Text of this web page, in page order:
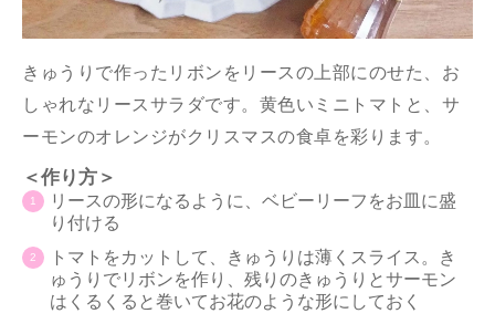
きゅうりで作ったリボンをリースの上部にのせた、お
しゃれなリースサラダです。黄色いミニトマトと、サ
ーモンのオレンジがクリスマスの食卓を彩ります。
＜作り方＞
リースの形になるように、ベビーリーフをお皿に盛
り付ける
トマトをカットして、きゅうりは薄くスライス。き
ゅうりでリボンを作り、残りのきゅうりとサーモン
はくるくると巻いてお花のような形にしておく